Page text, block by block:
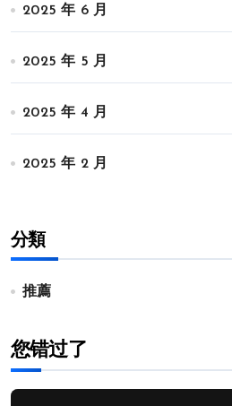
2025 年 6 月
2025 年 5 月
2025 年 4 月
2025 年 2 月
分類
推薦
您错过了